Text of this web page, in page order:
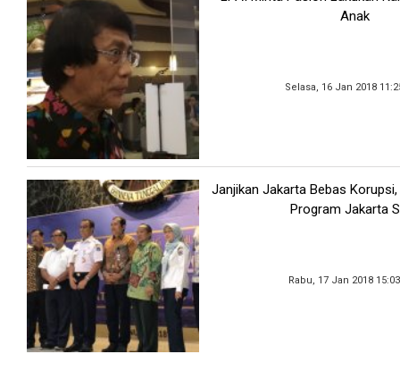
Anak
Selasa, 16 Jan 2018
Janjikan Jakarta Bebas
Program Jakarta
Rabu, 17 Jan 2018